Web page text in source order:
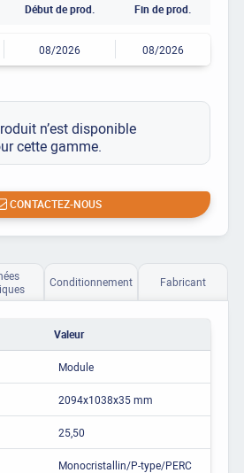
Début de prod. Fin de prod.
08/2026 08/2026
n’est disponible
cette gamme.
CONTACTEZ-NOUS
Conditionnement Fabricant
Valeur
Module
2094x1038x35 mm
25,50
Monocristallin/P-type/PERC